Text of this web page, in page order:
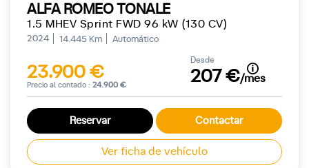
ALFA ROMEO TONALE
1.5 MHEV Sprint FWD 96 kW (130 CV)
2024 14.445 Km Automático
23.900 €
Precio al contado : 24.900 €
Desde
207 €/mes
Reservar Contactar
Ver ficha de vehículo